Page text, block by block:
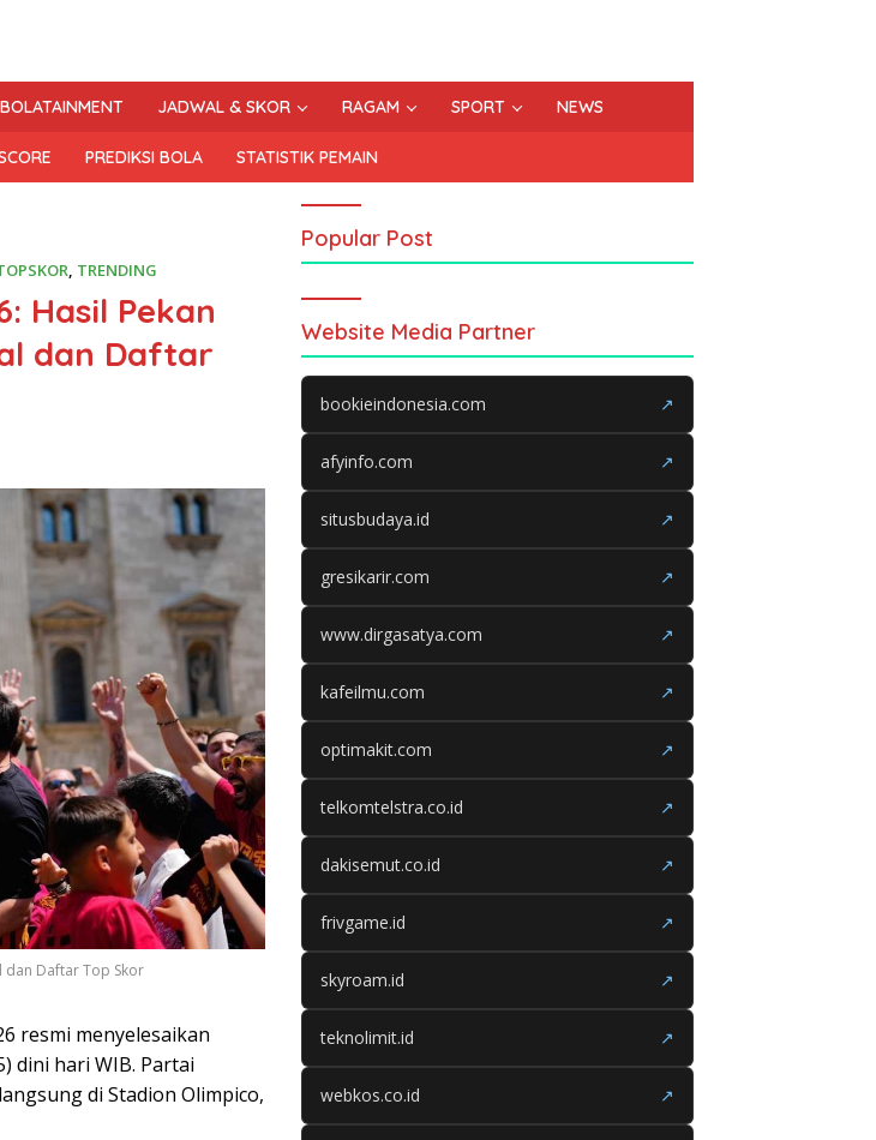
BOLATAINMENT JADWAL & SKOR RAGAM SPORT NEWS
PREDIKSI BOLA STATISTIK PEMAIN
, TRENDING
Hasil Pekan
dan Daftar
dan Daftar Top Skor
resmi menyelesaikan
dini hari WIB. Partai
di Stadion Olimpico,
Popular Post
Website Media Partner
bookieindonesia.com ↗
afyinfo.com ↗
situsbudaya.id ↗
gresikarir.com ↗
www.dirgasatya.com ↗
kafeilmu.com ↗
optimakit.com ↗
telkomtelstra.co.id ↗
dakisemut.co.id ↗
frivgame.id ↗
skyroam.id ↗
teknolimit.id ↗
webkos.co.id ↗